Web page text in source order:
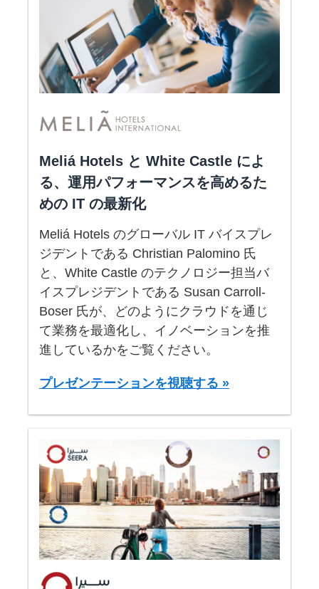
Meliá Hotels と White Castle によ
る、運用パフォーマンスを高めるた
めの IT の最新化
Meliá Hotels のグローバル IT バイスプレ
ジデントである Christian Palomino 氏
と、White Castle のテクノロジー担当バ
イスプレジデントである Susan Carroll-
Boser 氏が、どのようにクラウドを通じ
て業務を最適化し、イノベーションを推
進しているかをご覧ください。
プレゼンテーションを視聴する »